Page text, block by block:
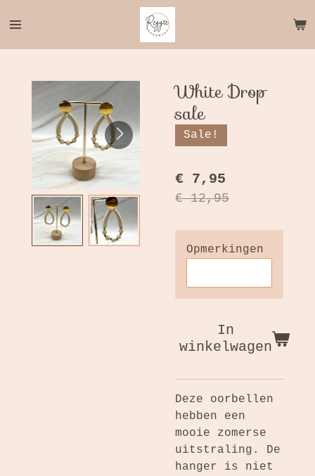
direct
naar
hoofdinhoud
White Drop
sale
Sale!
€ 7,95
€ 12,95
Opmerkingen
In
winkelwagen
Deze oorbellen
hebben een
mooie zomerse
uitstraling. De
hanger is niet